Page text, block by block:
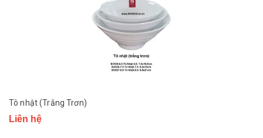
Tô nhật (Trắng Trơn)
Liên hệ